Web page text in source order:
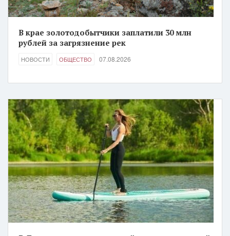
В крае золотодобытчики заплатили 30 млн
рублей за загрязнение рек
НОВОСТИ ОБЩЕСТВО 07.08.2026